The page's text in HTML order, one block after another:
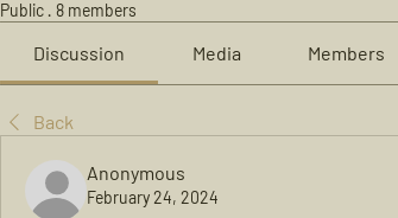
Public · 8 members
Discussion Media Members
Back
Anonymous
February 24, 2024